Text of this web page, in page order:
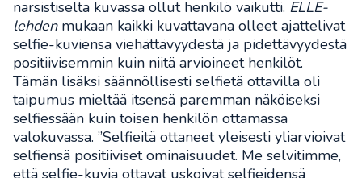
narsistiselta kuvassa ollut henkilö vaikutti. ELLE-
lehdenmukaan kaikki kuvattavana olleet ajattelivat
selfie-kuviensa viehättävyydestä ja pidettävyydestä
positiivisemmin kuin niitä arvioineet henkilöt.
Tämän lisäksi säännöllisesti selfietä ottavilla oli
taipumus mieltää itsensä paremman näköiseksi
selfiessään kuin toisen henkilön ottamassa
valokuvassa. ”Selfieitä ottaneet yleisesti yliarvioivat
selfiensä positiiviset ominaisuudet. Me selvitimme,
että selfie-kuvia ottavat uskoivat selfieidensä